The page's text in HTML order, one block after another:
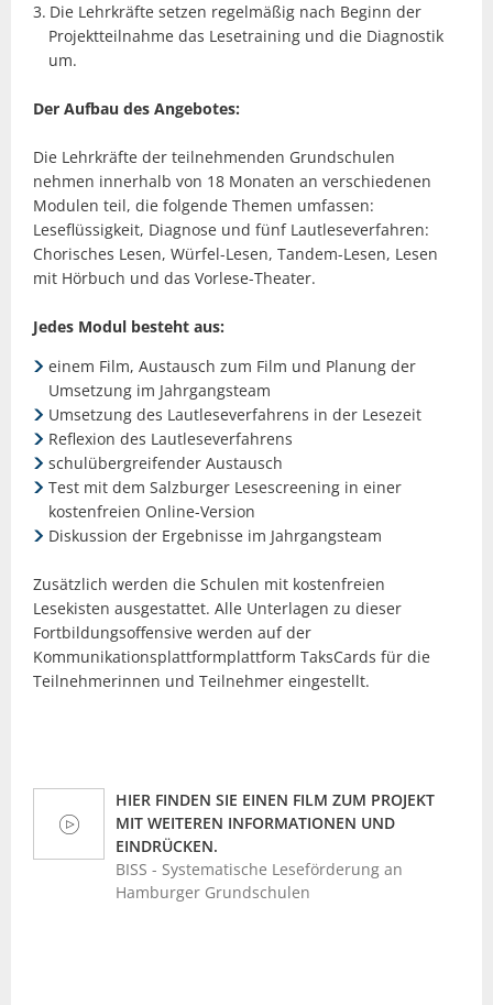
Die Lehrkräfte setzen regelmäßig nach Beginn der
Projektteilnahme das Lesetraining und die Diagnostik
um.
Der Aufbau des Angebotes:
Die Lehrkräfte der teilnehmenden Grundschulen
nehmen innerhalb von 18 Monaten an verschiedenen
Modulen teil, die folgende Themen umfassen:
Leseflüssigkeit, Diagnose und fünf Lautleseverfahren:
Chorisches Lesen, Würfel-Lesen, Tandem-Lesen, Lesen
mit Hörbuch und das Vorlese-Theater.
Jedes Modul besteht aus:
einem Film, Austausch zum Film und Planung der
Umsetzung im Jahrgangsteam
Umsetzung des Lautleseverfahrens in der Lesezeit
Reflexion des Lautleseverfahrens
schulübergreifender Austausch
Test mit dem Salzburger Lesescreening in einer
kostenfreien Online-Version
Diskussion der Ergebnisse im Jahrgangsteam
Zusätzlich werden die Schulen mit kostenfreien
Lesekisten ausgestattet. Alle Unterlagen zu dieser
Fortbildungsoffensive werden auf der
Kommunikationsplattformplattform TaksCards für die
Teilnehmerinnen und Teilnehmer eingestellt.
HIER FINDEN SIE EINEN FILM ZUM PROJEKT
MIT WEITEREN INFORMATIONEN UND
EINDRÜCKEN.
BISS - Systematische Leseförderung an
Hamburger Grundschulen